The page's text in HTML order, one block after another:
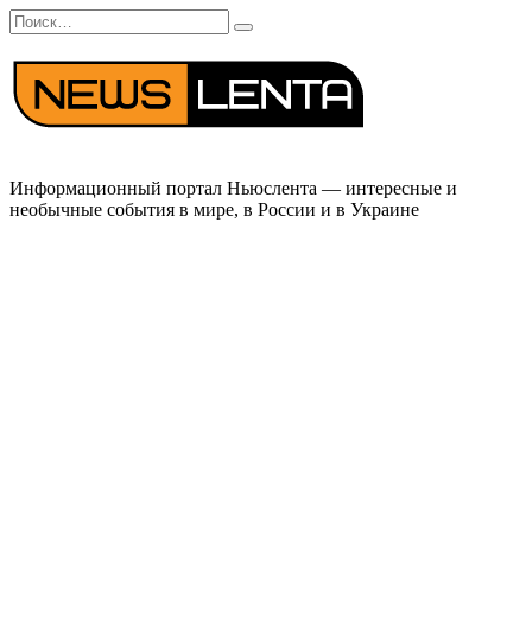
Перейти
к
содержанию
Search
for:
Информационный портал Ньюслента — интересные и
необычные события в мире, в России и в Украине